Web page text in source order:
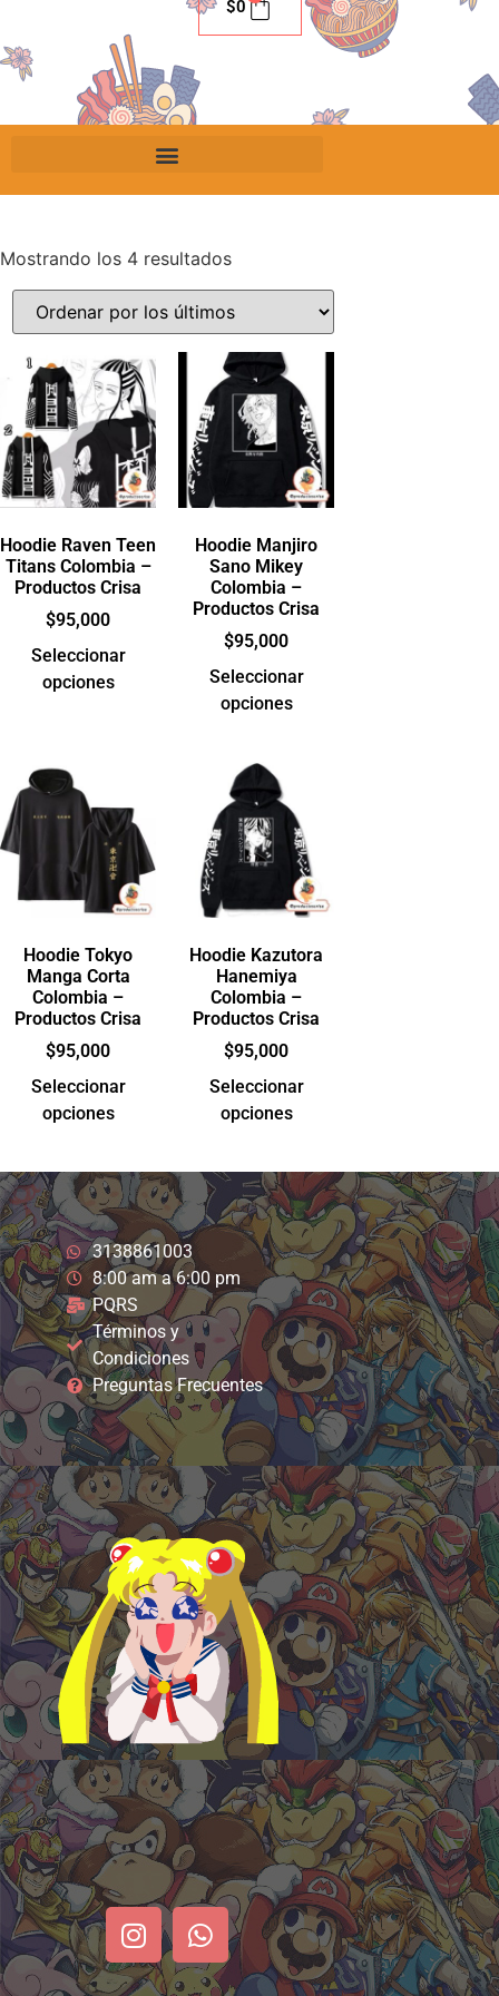
$0
Mostrando los 4 resultados
Hoodie Raven Teen
Titans Colombia –
Productos Crisa
$95,000
Seleccionar
opciones
Hoodie Manjiro
Sano Mikey
Colombia –
Productos Crisa
$95,000
Seleccionar
opciones
Hoodie Tokyo
Manga Corta
Colombia –
Productos Crisa
$95,000
Seleccionar
opciones
Hoodie Kazutora
Hanemiya
Colombia –
Productos Crisa
$95,000
Seleccionar
opciones
3138861003
8:00 am a 6:00 pm
PQRS
Términos y
Condiciones
Preguntas Frecuentes